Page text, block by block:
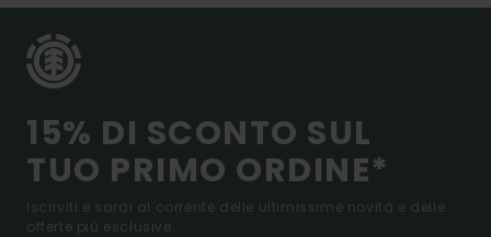
15% DI SCONTO SUL
TUO PRIMO ORDINE*
Iscriviti e sarai al corrente delle ultimissime novità e delle
offerte più esclusive.